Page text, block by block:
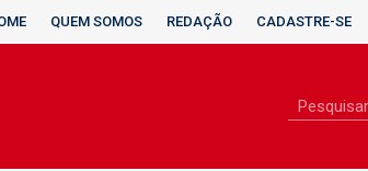
QUEM SOMOS REDAÇÃO CADASTRE-SE